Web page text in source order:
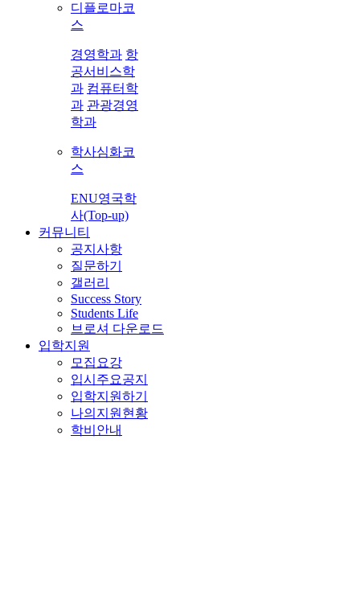
디플로마코
스
경영학과 항
공서비스학
과 컴퓨터학
과 관광경영
학과
학사심화코
스
ENU영국학
사(Top-up)
커뮤니티
공지사항
질문하기
갤러리
Success Story
Students Life
브로셔 다운로드
입학지원
모집요강
입시주요공지
입학지원하기
나의지원현황
학비안내